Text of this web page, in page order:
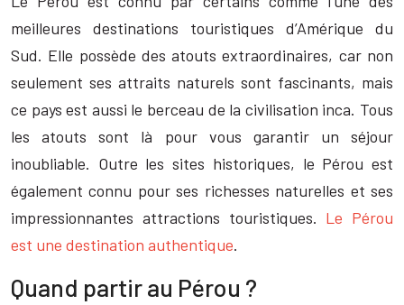
meilleures destinations touristiques d’Amérique du
Sud. Elle possède des atouts extraordinaires, car non
seulement ses attraits naturels sont fascinants, mais
ce pays est aussi le berceau de la civilisation inca. Tous
les atouts sont là pour vous garantir un séjour
inoubliable. Outre les sites historiques, le Pérou est
également connu pour ses richesses naturelles et ses
impressionnantes attractions touristiques. Le Pérou
est une destination authentique.
Quand partir au Pérou ?